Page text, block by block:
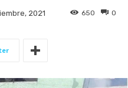
2021 0
650